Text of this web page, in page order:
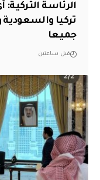
الرئاسة
تركيا
جميعا
قبل ساعتين